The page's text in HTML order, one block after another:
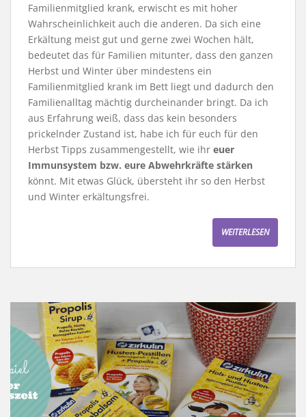
Familienmitglied krank, erwischt es mit hoher
Wahrscheinlichkeit auch die anderen. Da sich eine
Erkältung meist gut und gerne zwei Wochen hält,
bedeutet das für Familien mitunter, dass den ganzen
Herbst und Winter über mindestens ein
Familienmitglied krank im Bett liegt und dadurch den
Familienalltag mächtig durcheinander bringt. Da ich
aus Erfahrung weiß, dass das kein besonders
prickelnder Zustand ist, habe ich für euch für den
Herbst Tipps zusammengestellt, wie ihr euer
Immunsystem bzw. eure Abwehrkräfte stärken
könnt. Mit etwas Glück, übersteht ihr so den Herbst
und Winter erkältungsfrei.
WEITERLESEN